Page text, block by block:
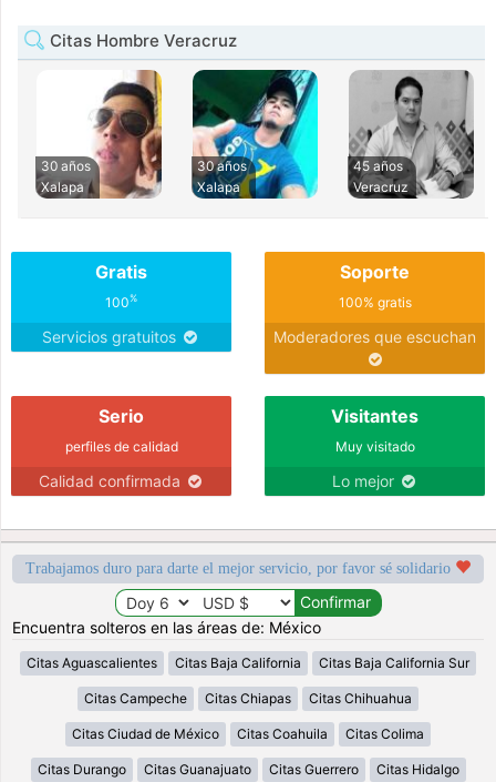
Citas Hombre Veracruz
30 años
Xalapa
30 años
Xalapa
45 años
Veracruz
Gratis
100%
Servicios gratuitos
Soporte
100% gratis
Moderadores que escuchan
Serio
perfiles de calidad
Calidad confirmada
Visitantes
Muy visitado
Lo mejor
Trabajamos duro para darte el mejor servicio, por favor sé solidario
Encuentra solteros en las áreas de: México
Citas Aguascalientes Citas Baja California Citas Baja California Sur
Citas Campeche Citas Chiapas Citas Chihuahua
Citas Ciudad de México Citas Coahuila Citas Colima
Citas Durango Citas Guanajuato Citas Guerrero Citas Hidalgo